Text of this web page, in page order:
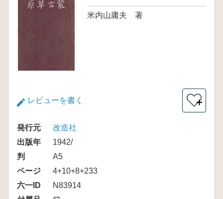
米内山庸夫 著
レビューを書く ＋
発行元
改造社
出版年
1942/
判
A5
ページ
4+10+8+233
六一ID
N83914